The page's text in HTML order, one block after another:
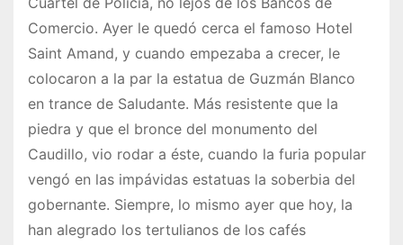
Comercio. Ayer le quedó cerca el famoso Hotel
Saint Amand, y cuando empezaba a crecer, le
colocaron a la par la estatua de Guzmán Blanco
en trance de Saludante. Más resistente que la
piedra y que el bronce del monumento del
Caudillo, vio rodar a éste, cuando la furia popular
vengó en las impávidas estatuas la soberbia del
gobernante. Siempre, lo mismo ayer que hoy, la
han alegrado los tertulianos de los cafés